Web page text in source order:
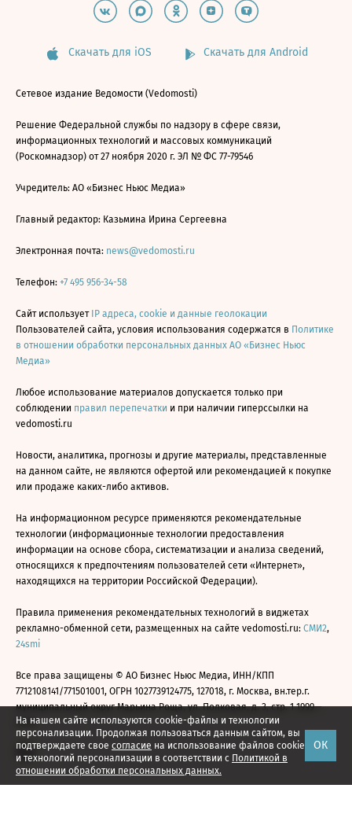
На нашем сайте используются cookie-файлы и технологии
персонализации. Продолжая пользоваться данным сайтом, вы
подтверждаете свое согласие на использование файлов cookie
и технологий персонализации в соответствии с Политикой в
отношении обработки персональных данных.
ОК
Скачать для iOS Скачать для Android
Сетевое издание Ведомости (Vedomosti)
Решение Федеральной службы по надзору в сфере связи,
информационных технологий и массовых коммуникаций
(Роскомнадзор) от 27 ноября 2020 г. ЭЛ № ФС 77-79546
Учредитель: АО «Бизнес Ньюс Медиа»
Главный редактор: Казьмина Ирина Сергеевна
Электронная почта: news@vedomosti.ru
Телефон: +7 495 956-34-58
Сайт использует IP адреса, cookie и данные геолокации
Пользователей сайта, условия использования содержатся в Политике
в отношении обработки персональных данных АО «Бизнес Ньюс
Медиа»
Любое использование материалов допускается только при
соблюдении правил перепечатки и при наличии гиперссылки на
vedomosti.ru
Новости, аналитика, прогнозы и другие материалы, представленные
на данном сайте, не являются офертой или рекомендацией к покупке
или продаже каких-либо активов.
На информационном ресурсе применяются рекомендательные
технологии (информационные технологии предоставления
информации на основе сбора, систематизации и анализа сведений,
относящихся к предпочтениям пользователей сети «Интернет»,
находящихся на территории Российской Федерации).
Правила применения рекомендательных технологий в виджетах
рекламно-обменной сети, размещенных на сайте vedomosti.ru: СМИ2,
24smi
Все права защищены © АО Бизнес Ньюс Медиа, ИНН/КПП
7712108141/771501001, ОГРН 1027739124775, 127018, г. Москва, вн.тер.г.
муниципальный округ Марьина Роща, ул. Полковая, д. 3, стр. 1 1999—
2026